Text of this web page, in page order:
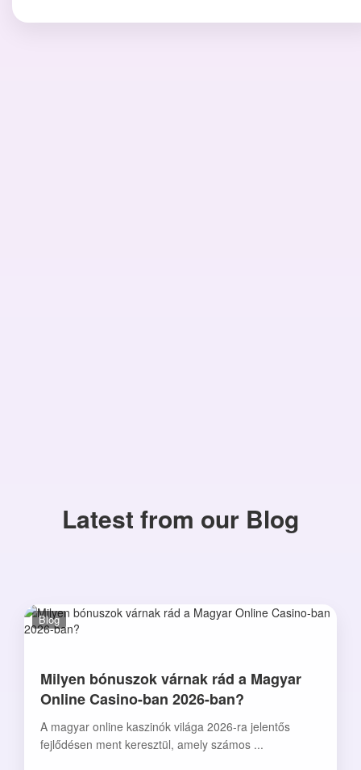
Latest from our Blog
Blog
Milyen bónuszok várnak rád a Magyar
Online Casino-ban 2026-ban?
A magyar online kaszinók világa 2026-ra jelentős
fejlődésen ment keresztül, amely számos ...